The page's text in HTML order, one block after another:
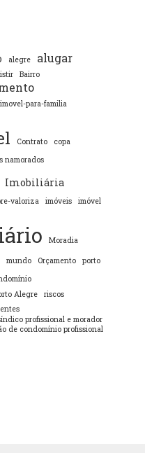
alegre alugar
Bairro
para-familia
Contrato copa
namorados
Imobiliária
valoriza imóveis
imóvel
Moradia
mundo Orçamento porto
Alegre
riscos
profissional e morador
de condomínio profissional